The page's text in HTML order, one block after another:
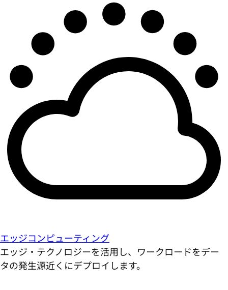
エッジコンピューティング
エッジ・テクノロジーを活用し、ワークロードをデー
タの発生源近くにデプロイします。